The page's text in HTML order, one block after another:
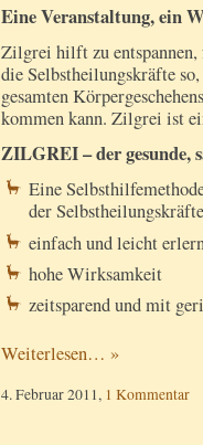
Eine Veranstaltung, ein
Zilgrei hilft zu
die Selbstheilungskräfte
gesamten
kommen kann. Zilgrei ist
ZILGREI – der gesunde,
Eine
der Selbstheilungskräfte
einfach und leicht
hohe Wirksamkeit
zeitsparend und mit
Weiterlesen… »
4. Februar 2011, 1 Kommentar